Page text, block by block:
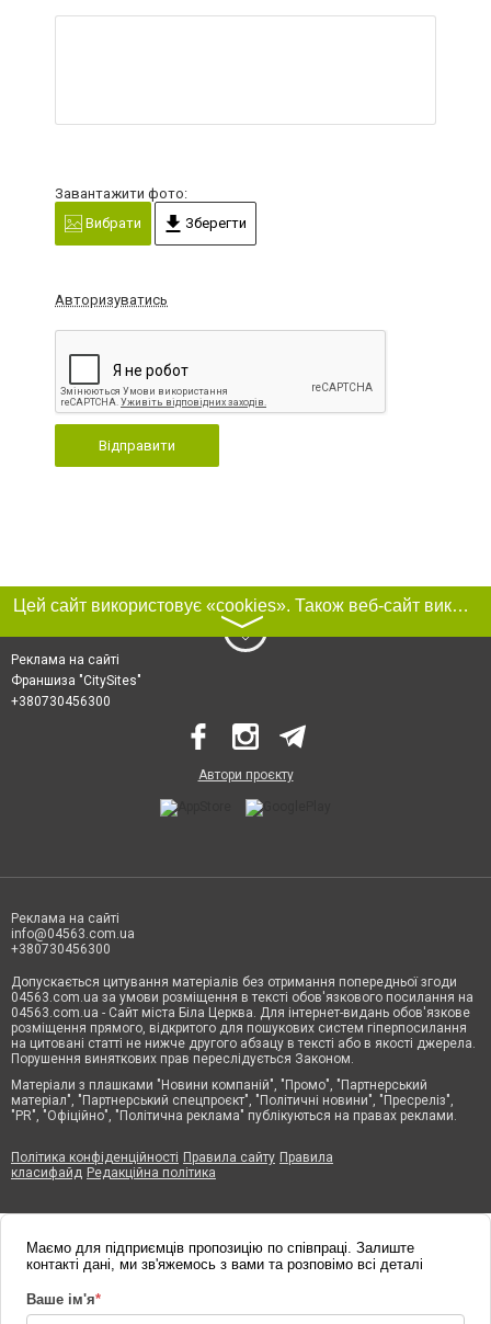
Завантажити фото:
Вибрати
Зберегти
Авторизуватись
Відправити
Цей сайт використовує «cookies». Також веб-сайт використовує інтернет-сервіс для збору технічних даних стосовно відвідувачів з метою отримання маркетингової та статистичної інформації. Умови обробки даних відвідувачів сайту див.
〉
Реклама на сайті
Франшиза "CitySites"
+380730456300
Автори проєкту
Реклама на сайті
info@04563.com.ua
+380730456300
Допускається цитування матеріалів без отримання попередньої згоди
04563.com.ua за умови розміщення в тексті обов'язкового посилання на
04563.com.ua - Сайт міста Біла Церква. Для інтернет-видань обов'язкове
розміщення прямого, відкритого для пошукових систем гіперпосилання
на цитовані статті не нижче другого абзацу в тексті або в якості джерела.
Порушення виняткових прав переслідується Законом.
Матеріали з плашками "Новини компаній", "Промо", "Партнерський
матеріал", "Партнерський спецпроєкт", "Політичні новини", "Пресреліз",
"PR", "Офіційно", "Політична реклама" публікуються на правах реклами.
Політика конфіденційності Правила сайту Правила
класифайд Редакційна політика
Маємо для підприємців пропозицію по співпраці. Залиште
контакті дані, ми зв'яжемось з вами та розповімо всі деталі
Ваше ім'я*